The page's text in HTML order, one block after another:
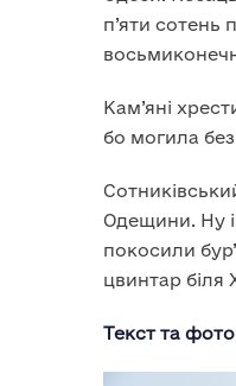
п’яти сотень
Кам’яні
бо могила
Одещини. Ну і
покосили
цвинтар біля
Текст та